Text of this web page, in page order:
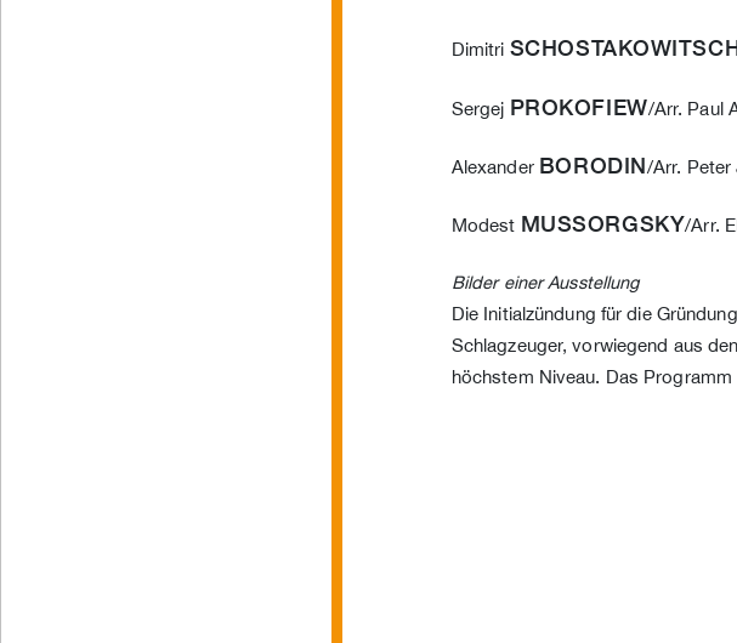
Dimitri
Sergej PROKOFIEW/Arr. Paul
Alexander BORODIN/Arr. Peter
Modest MUSSORGSKY/Arr.
Bilder einer Ausstellung
Die Initialzündung für die
Schlagzeuger, vorwiegend aus
höchstem Niveau. Das